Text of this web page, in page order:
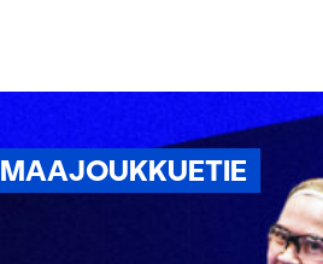
MAAJOUKKUETIE